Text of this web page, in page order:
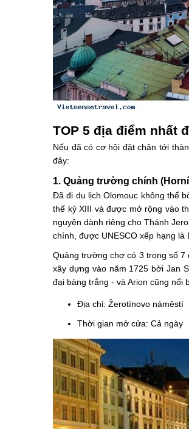
TOP 5 địa điểm nhất
Nếu đã có cơ hội đặt chân tới
đây:
1. Quảng trường chính
Đã đi du lịch Olomouc không thể
thế kỷ XIII và được mở rộng vào
nguyện dành riêng cho Thánh
chính, được UNESCO xếp hạng là
Quảng trường chợ có 3 trong số
xây dựng vào năm 1725 bởi Jan
đại bàng trắng - và Arion cũng nổi
Địa chỉ: Žerotínovo náměstí
Thời gian mở cửa: Cả ngày